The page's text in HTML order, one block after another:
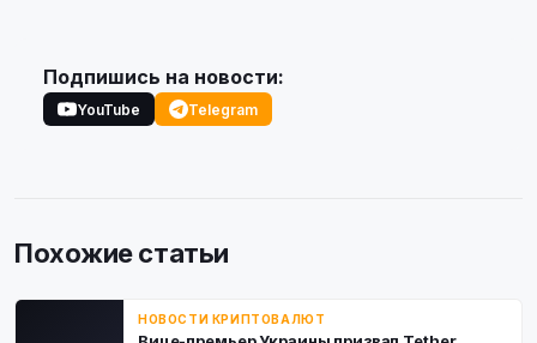
Подпишись на новости:
YouTube Telegram
Похожие статьи
НОВОСТИ КРИПТОВАЛЮТ